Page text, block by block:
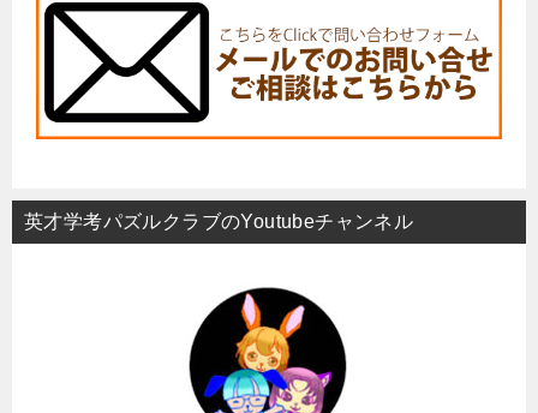
英才学考パズルクラブのYoutubeチャンネル